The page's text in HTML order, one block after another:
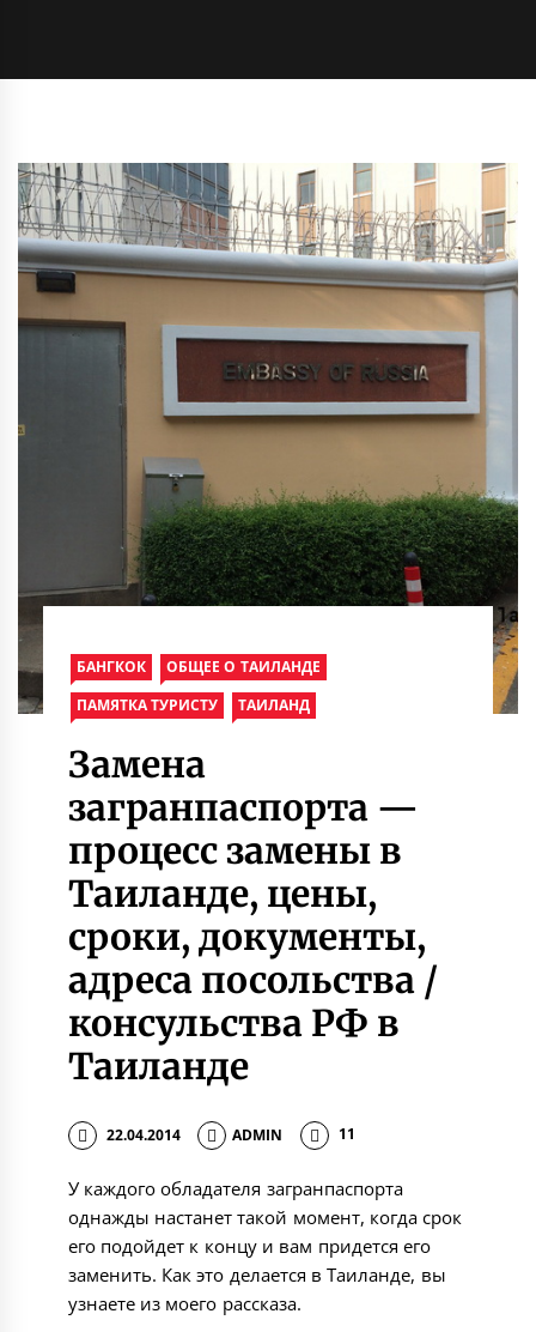
БАНГКОК
ОБЩЕЕ О ТАИЛАНДЕ
ПАМЯТКА ТУРИСТУ
ТАИЛАНД
Замена
загранпаспорта —
процесс замены в
Таиланде, цены,
сроки, документы,
адреса посольства /
консульства РФ в
Таиланде
22.04.2014 ADMIN 11
У каждого обладателя загранпаспорта
однажды настанет такой момент, когда срок
его подойдет к концу и вам придется его
заменить. Как это делается в Таиланде, вы
узнаете из моего рассказа.